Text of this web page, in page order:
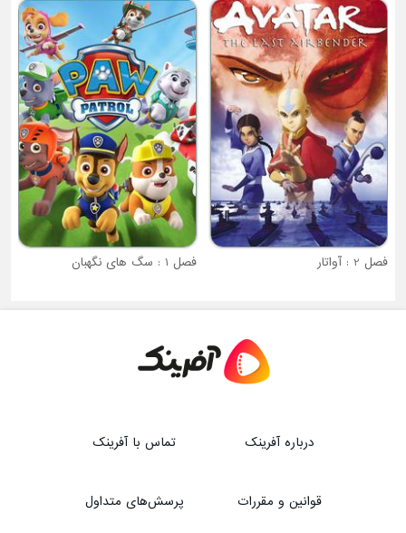
فصل 1 : سگ های نگهبان
فصل 1 : کاپتان بیسپز
درباره آفرینک تماس با آفرینک
قوانین و مقررات پرسش‌های متداول